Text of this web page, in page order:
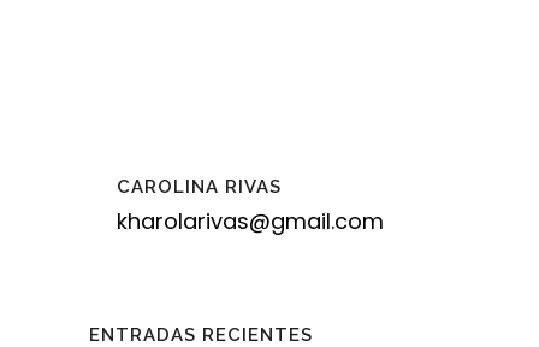
CAROLINA RIVAS
kharolarivas@gmail.com
ENTRADAS RECIENTES